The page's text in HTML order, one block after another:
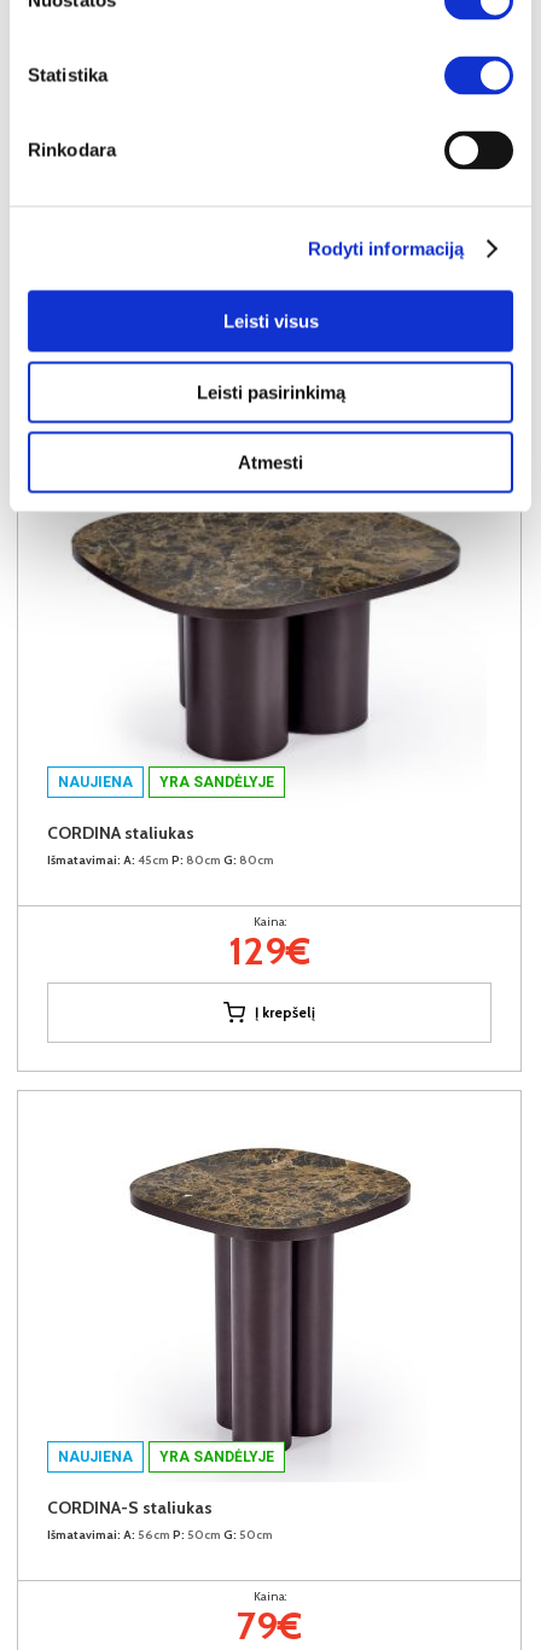
Statistika
Rinkodara
Rodyti informaciją
Leisti visus
Leisti pasirinkimą
Atmesti
ELVANTO apvalių staliukų komplektas (2 vnt.) (3/7 Grey Matt)
NAUJIENA YRA SANDĖLYJE
CORDINA staliukas
Išmatavimai: A: 45cm P: 80cm G: 80cm
Kaina:
129€
Į krepšelį
NAUJIENA YRA SANDĖLYJE
CORDINA-S staliukas
Išmatavimai: A: 56cm P: 50cm G: 50cm
Kaina:
79€